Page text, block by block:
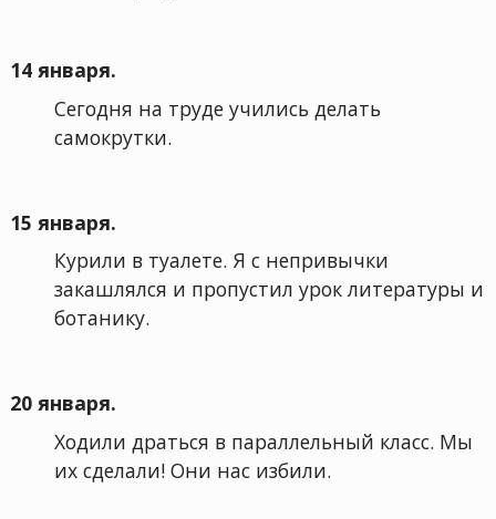
14 января.
Сегодня на труде учились делать
самокрутки.
15 января.
Курили в туалете. Я с непривычки
закашлялся и пропустил урок литературы и
ботанику.
20 января.
Ходили драться в параллельный класс. Мы
их сделали! Они нас избили.